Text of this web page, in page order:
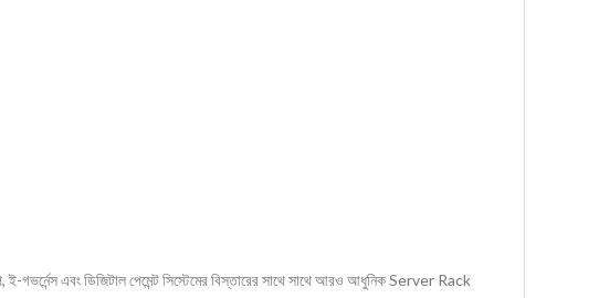
ই-গভর্নেন্স এবং ডিজিটাল পেমেন্ট সিস্টেমের বিস্তারের সাথে সাথে আরও আধুনিক Server Rack